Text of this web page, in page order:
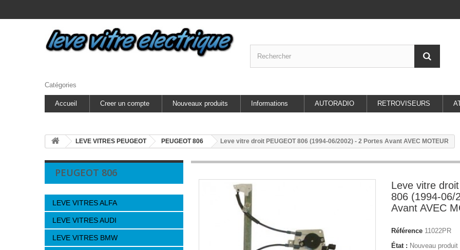
Catégories
Accueil Creer un compte Nouveaux produits Informations AUTORADIO RETROVISEURS
LEVE VITRES PEUGEOT PEUGEOT 806 Leve vitre droit PEUGEOT 806 (1994-06/2002) - 2 Portes Avant AVEC MOTEUR
PEUGEOT 806
LEVE VITRES ALFA
LEVE VITRES AUDI
LEVE VITRES BMW
Leve vitre
806 (1994-06/
Avant AVEC
Référence 11022PR
État : Nouveau produit